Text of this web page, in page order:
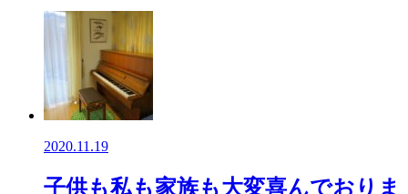
2020.11.19
子供も私も家族も大変喜んでおりま